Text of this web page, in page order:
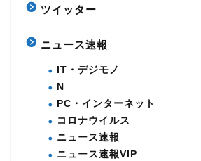
ツイッター
ニュース速報
IT・デジモノ
N
PC・インターネット
コロナウイルス
ニュース速報
ニュース速報VIP